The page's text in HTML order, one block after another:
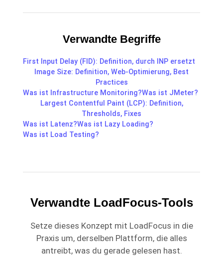
Verwandte Begriffe
First Input Delay (FID): Definition, durch INP ersetzt
Image Size: Definition, Web-Optimierung, Best
Practices
Was ist Infrastructure Monitoring?Was ist JMeter?
Largest Contentful Paint (LCP): Definition,
Thresholds, Fixes
Was ist Latenz?Was ist Lazy Loading?
Was ist Load Testing?
Verwandte LoadFocus-Tools
Setze dieses Konzept mit LoadFocus in die
Praxis um, derselben Plattform, die alles
antreibt, was du gerade gelesen hast.